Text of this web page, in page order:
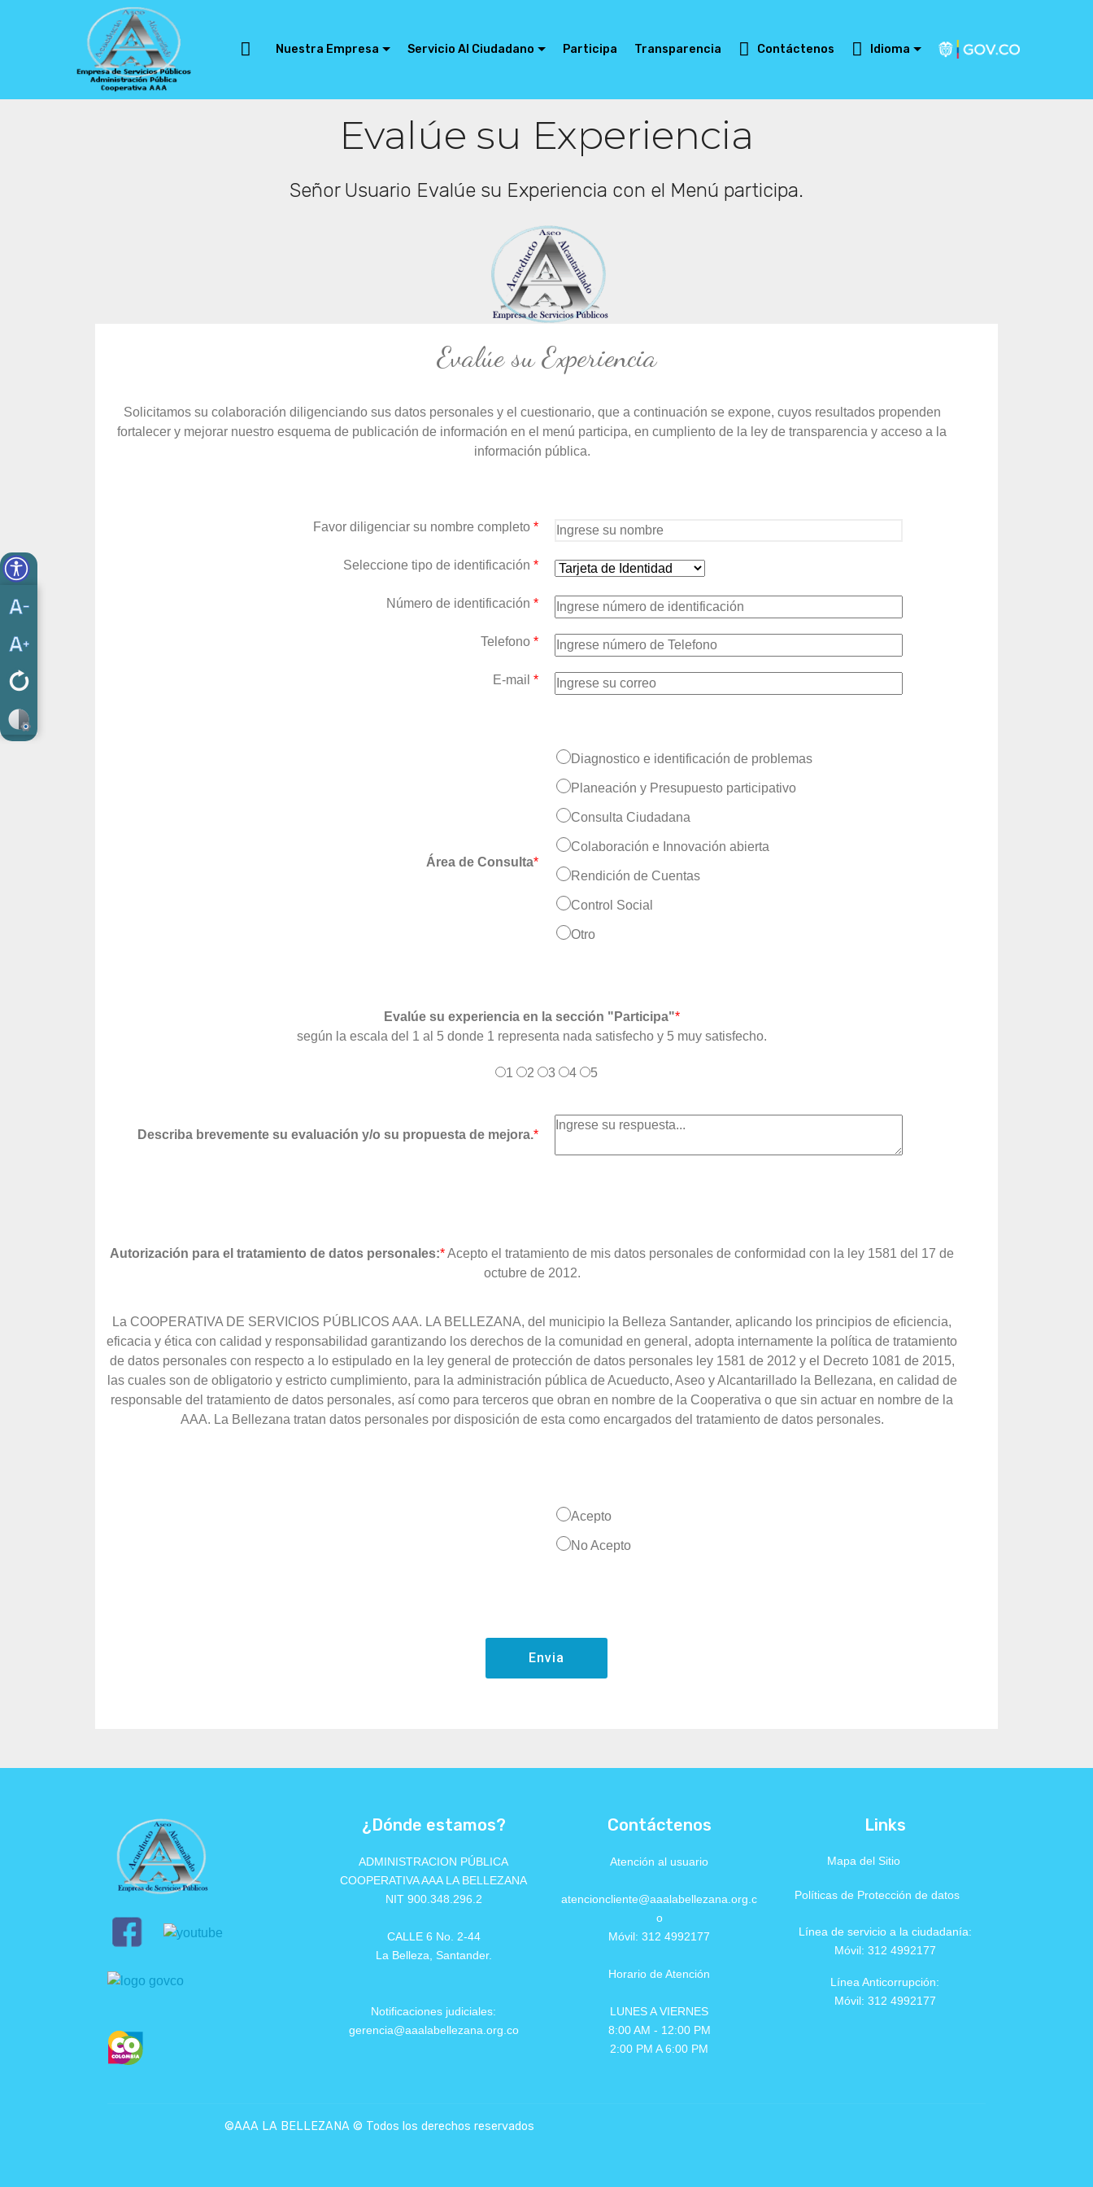
Nuestra Empresa Servicio Al Ciudadano Participa Transparencia Contáctenos Idioma
Evalúe su Experiencia
Señor Usuario Evalúe su Experiencia con el Menú participa.
Evalúe su Experiencia
Solicitamos su colaboración diligenciando sus datos personales y el cuestionario, que a continuación se expone, cuyos resultados propenden
fortalecer y mejorar nuestro esquema de publicación de información en el menú participa, en cumpliento de la ley de transparencia y acceso a la
información pública.
Favor diligenciar su nombre completo *
Seleccione tipo de identificación *
Número de identificación *
Telefono *
E-mail *
Área de Consulta*
Diagnostico e identificación de problemas
Planeación y Presupuesto participativo
Consulta Ciudadana
Colaboración e Innovación abierta
Rendición de Cuentas
Control Social
Otro
Evalúe su experiencia en la sección "Participa"*
según la escala del 1 al 5 donde 1 representa nada satisfecho y 5 muy satisfecho.
1 2 3 4 5
Describa brevemente su evaluación y/o su propuesta de mejora.*
Autorización para el tratamiento de datos personales:*Acepto el tratamiento de mis datos personales de conformidad con la ley 1581 del 17 de
octubre de 2012.
La COOPERATIVA DE SERVICIOS PÚBLICOS AAA. LA BELLEZANA, del municipio la Belleza Santander, aplicando los principios de eficiencia,
eficacia y ética con calidad y responsabilidad garantizando los derechos de la comunidad en general, adopta internamente la política de tratamiento
de datos personales con respecto a lo estipulado en la ley general de protección de datos personales ley 1581 de 2012 y el Decreto 1081 de 2015,
las cuales son de obligatorio y estricto cumplimiento, para la administración pública de Acueducto, Aseo y Alcantarillado la Bellezana, en calidad de
responsable del tratamiento de datos personales, así como para terceros que obran en nombre de la Cooperativa o que sin actuar en nombre de la
AAA. La Bellezana tratan datos personales por disposición de esta como encargados del tratamiento de datos personales.
Acepto
No Acepto
Envia
¿Dónde estamos?
ADMINISTRACION PÚBLICA
COOPERATIVA AAA LA BELLEZANA
NIT 900.348.296.2
CALLE 6 No. 2-44
La Belleza, Santander.
Notificaciones judiciales:
gerencia@aaalabellezana.org.co
Contáctenos
Atención al usuario
atencioncliente@aaalabellezana.org.c
o
Móvil: 312 4992177
Horario de Atención
LUNES A VIERNES
8:00 AM - 12:00 PM
2:00 PM A 6:00 PM
Links
Mapa del Sitio
Políticas de Protección de datos
Línea de servicio a la ciudadanía:
Móvil: 312 4992177
Línea Anticorrupción:
Móvil: 312 4992177
©AAA LA BELLEZANA © Todos los derechos reservados